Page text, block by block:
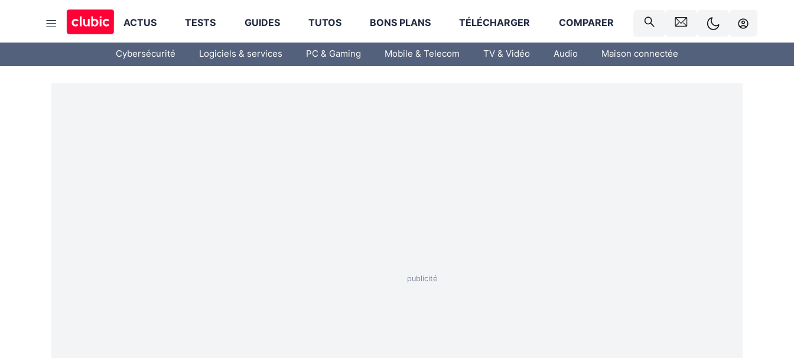
ACTUS TESTS GUIDES TUTOS BONS PLANS TÉLÉCHARGER COMPARER
Cybersécurité Logiciels & services PC & Gaming Mobile & Telecom TV & Vidéo Audio Maison connectée